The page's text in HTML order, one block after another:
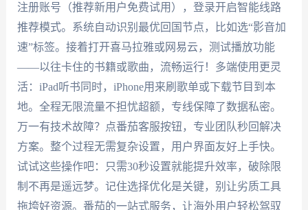
注册账号（推荐新用户免费试用），登录开启智能线路
推荐模式。系统自动识别最优回国节点，比如选“影音加
速”标签。接着打开喜马拉雅或网易云，测试播放功能
——以往卡住的书籍或歌曲，流畅运行！多端使用更灵
活：iPad听书同时，iPhone用来刷歌单或下载节目到本
地。全程无限流量不担忧超额，专线保障了数据私密。
万一有技术故障？点番茄客服按钮，专业团队秒回解决
方案。整个过程无需复杂设置，用户界面友好上手快。
试试这些操作吧：只需30秒设置就能提升效率，破除限
制不再是遥远梦。记住选择优化是关键，别让劣质工具
拖垮好资源。番茄的一站式服务，让海外用户轻松驾驭